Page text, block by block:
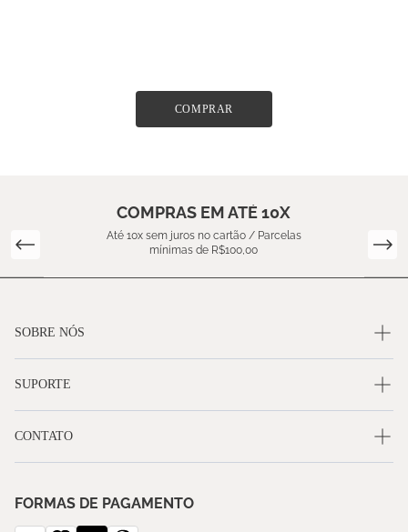
COMPRAR
COMPRAS EM ATÉ 10X
Até 10x sem juros no cartão / Parcelas
mínimas de R$100,00
SOBRE NÓS
SUPORTE
CONTATO
FORMAS DE PAGAMENTO